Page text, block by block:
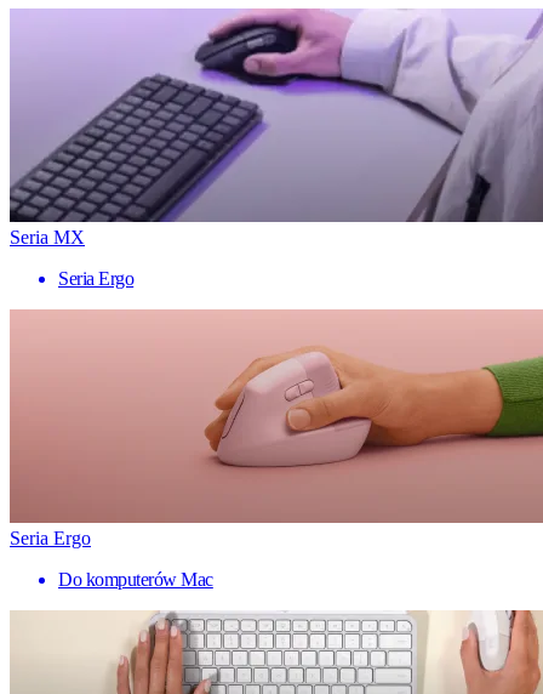
Seria MX
Seria Ergo
Seria Ergo
Do komputerów Mac